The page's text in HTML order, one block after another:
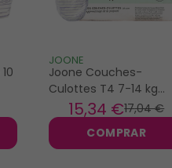
JOONE
Joone Couches-
Culottes T4 7-14 kg
Malo 30 unidades
17,04 €
15,34 €
COMPRAR